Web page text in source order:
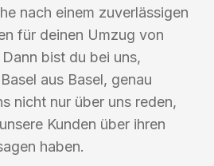
nach einem zuverlässigen
für deinen Umzug von
bist du bei uns,
aus Basel, genau
nicht nur über uns reden,
Kunden über ihren
haben.